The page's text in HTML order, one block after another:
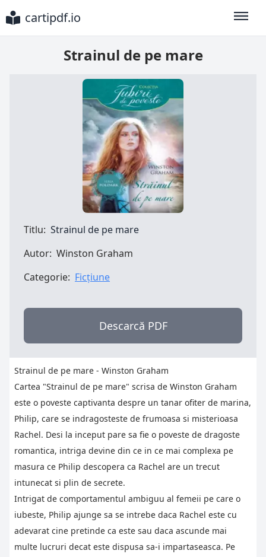
cartipdf.io
Strainul de pe mare
Titlu: Strainul de pe mare
Autor: Winston Graham
Categorie: Ficțiune
Descarcă PDF
Strainul de pe mare - Winston Graham
Cartea "Strainul de pe mare" scrisa de Winston Graham
este o poveste captivanta despre un tanar ofiter de marina,
Philip, care se indragosteste de frumoasa si misterioasa
Rachel. Desi la inceput pare sa fie o poveste de dragoste
romantica, intriga devine din ce in ce mai complexa pe
masura ce Philip descopera ca Rachel are un trecut
intunecat si plin de secrete.
Intrigat de comportamentul ambiguu al femeii pe care o
iubeste, Philip ajunge sa se intrebe daca Rachel este cu
adevarat cine pretinde ca este sau daca ascunde mai
multe lucruri decat este dispusa sa-i impartaseasca. Pe